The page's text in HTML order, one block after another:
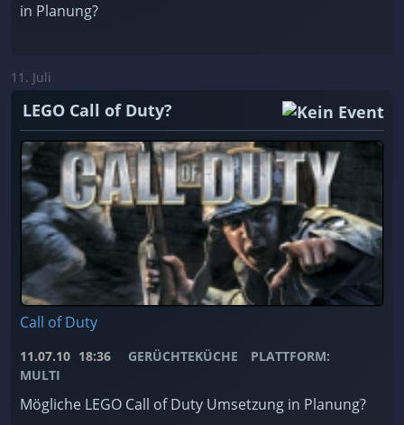
in Planung?
11. Juli
LEGO Call of Duty?
Call of Duty
11.07.10 18:36 GERÜCHTEKÜCHE
PLATTFORM:
MULTI
Mögliche LEGO Call of Duty Umsetzung in Planung?